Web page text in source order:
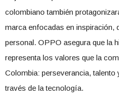
colombiano también
marca enfocadas en inspiración,
personal. OPPO asegura que la
representa los valores que la
Colombia: perseverancia,
través de la tecnología.